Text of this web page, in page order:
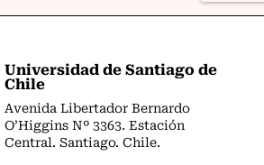
Universidad de Santiago de
Chile
Avenida Libertador Bernardo
O’Higgins Nº 3363. Estación
Central. Santiago. Chile.